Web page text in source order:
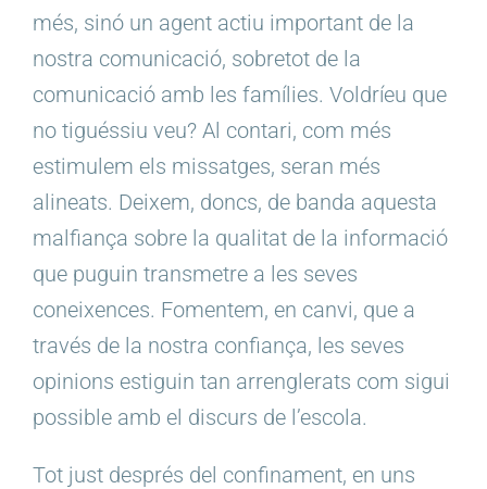
més, sinó un agent actiu important de la
nostra comunicació, sobretot de la
comunicació amb les famílies. Voldríeu que
no tiguéssiu veu? Al contari, com més
estimulem els missatges, seran més
alineats. Deixem, doncs, de banda aquesta
malfiança sobre la qualitat de la informació
que puguin transmetre a les seves
coneixences. Fomentem, en canvi, que a
través de la nostra confiança, les seves
opinions estiguin tan arrenglerats com sigui
possible amb el discurs de l’escola.
Tot just després del confinament, en uns